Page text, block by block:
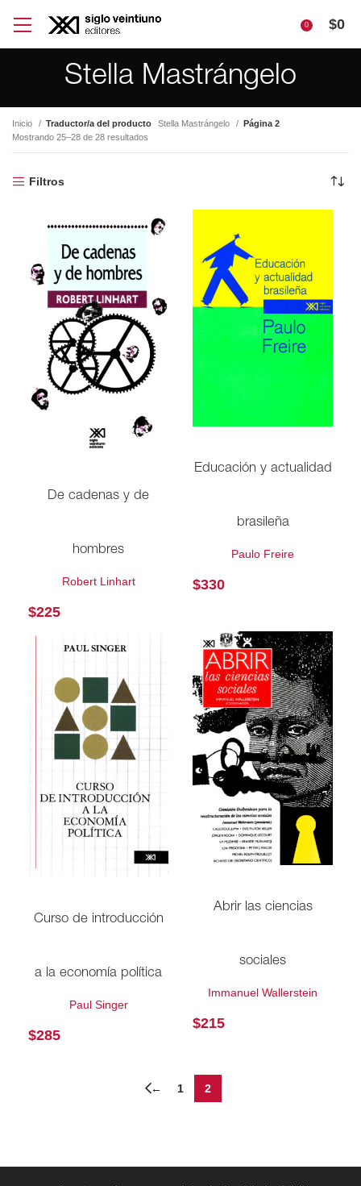
0 $0
Stella Mastrángelo
Inicio Traductor/a del producto Stella Mastrángelo
Página 2
Mostrando 25–28 de 28 resultados
Filtros
De cadenas y de
hombres
Robert Linhart
$225
Educación y actualidad
brasileña
Paulo Freire
$330
Curso de introducción
a la economía política
Paul Singer
$285
Abrir las ciencias
sociales
Immanuel Wallerstein
$215
← 1 2